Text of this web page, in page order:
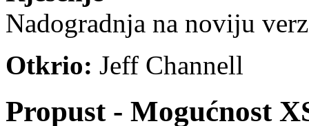
Nadogradnja na noviju
Otkrio: Jeff Channell
Propust - Mogućnost